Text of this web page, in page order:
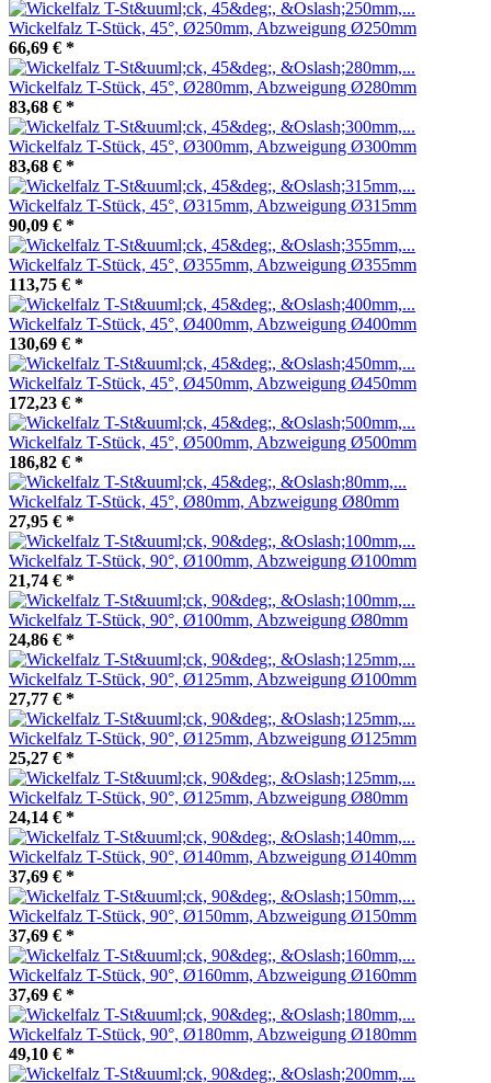
Wickelfalz T-Stück, 45°, Ø250mm, Abzweigung Ø250mm
66,69 € *
Wickelfalz T-Stück, 45°, Ø280mm, Abzweigung Ø280mm
83,68 € *
Wickelfalz T-Stück, 45°, Ø300mm, Abzweigung Ø300mm
83,68 € *
Wickelfalz T-Stück, 45°, Ø315mm, Abzweigung Ø315mm
90,09 € *
Wickelfalz T-Stück, 45°, Ø355mm, Abzweigung Ø355mm
113,75 € *
Wickelfalz T-Stück, 45°, Ø400mm, Abzweigung Ø400mm
130,69 € *
Wickelfalz T-Stück, 45°, Ø450mm, Abzweigung Ø450mm
172,23 € *
Wickelfalz T-Stück, 45°, Ø500mm, Abzweigung Ø500mm
186,82 € *
Wickelfalz T-Stück, 45°, Ø80mm, Abzweigung Ø80mm
27,95 € *
Wickelfalz T-Stück, 90°, Ø100mm, Abzweigung Ø100mm
21,74 € *
Wickelfalz T-Stück, 90°, Ø100mm, Abzweigung Ø80mm
24,86 € *
Wickelfalz T-Stück, 90°, Ø125mm, Abzweigung Ø100mm
27,77 € *
Wickelfalz T-Stück, 90°, Ø125mm, Abzweigung Ø125mm
25,27 € *
Wickelfalz T-Stück, 90°, Ø125mm, Abzweigung Ø80mm
24,14 € *
Wickelfalz T-Stück, 90°, Ø140mm, Abzweigung Ø140mm
37,69 € *
Wickelfalz T-Stück, 90°, Ø150mm, Abzweigung Ø150mm
37,69 € *
Wickelfalz T-Stück, 90°, Ø160mm, Abzweigung Ø160mm
37,69 € *
Wickelfalz T-Stück, 90°, Ø180mm, Abzweigung Ø180mm
49,10 € *